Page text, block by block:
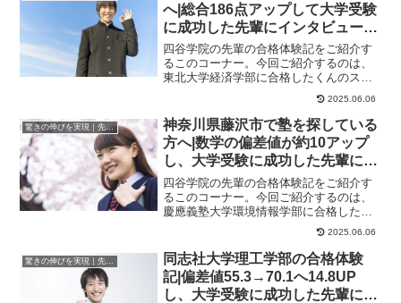
へ|総合186点アップして大学受験
に成功した先輩にインタビュー！
大学受験予備校四谷学院
四谷学院の先輩の合格体験記をご紹介す
るこのコーナー。今回ご紹介するのは、
東北大学経済学部に合格したくんのスト
ーリーです。手がつけられない苦手科目
2025.06.06
驚きの伸びを実現｜先輩列伝
神奈川県藤沢市で塾を探している
方へ|数学の偏差値が約10アップ
し、大学受験に成功した先輩にイ
ンタビュー！大学受験予備校四谷
学院
四谷学院の先輩の合格体験記をご紹介す
るこのコーナー。今回ご紹介するのは、
慶應義塾大学環境情報学部に合格したさ
んのストーリーです。苦手な数学の偏差
2025.06.06
同志社大学理工学部の合格体験
記|偏差値55.3→70.1へ14.8UP
し、大学受験に成功した先輩にイ